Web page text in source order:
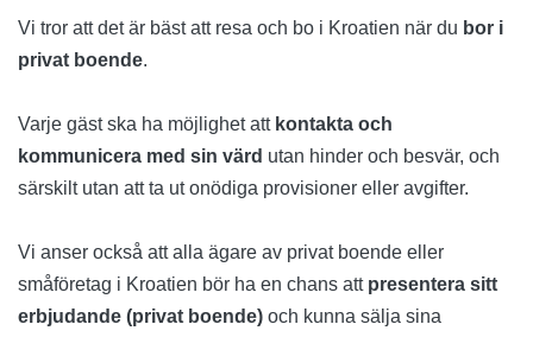
Vi tror att det är bäst att resa och bo i Kroatien när du bor i
privat boende.
Varje gäst ska ha möjlighet att kontakta och
kommunicera med sin värd utan hinder och besvär, och
särskilt utan att ta ut onödiga provisioner eller avgifter.
Vi anser också att alla ägare av privat boende eller
småföretag i Kroatien bör ha en chans att presentera sitt
erbjudande (privat boende) och kunna sälja sina